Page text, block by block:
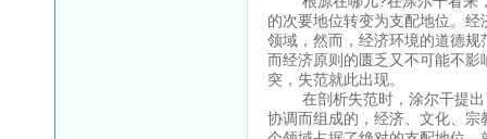
的次要地位转变为支配地位。
领域，然而，经济环境的道德
而经济原则的匮乏又不可能不
突，失范就此出现。
在剖析失范时，涂尔干提出
协调而组成的，经济、文化、